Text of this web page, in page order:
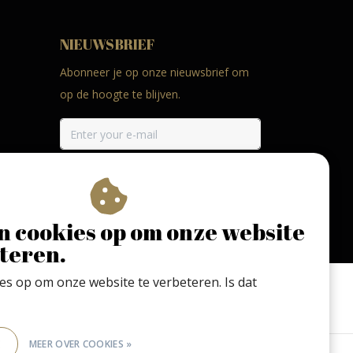
NIEUWSBRIEF
Abonneer je op onze nieuwsbrief om
op de hoogte te blijven.
ABONNEER
mate. Geen 18 geen alcohol
cookies op om onze website
op om onze website te verbeteren. Is dat
MEER OVER COOKIES »